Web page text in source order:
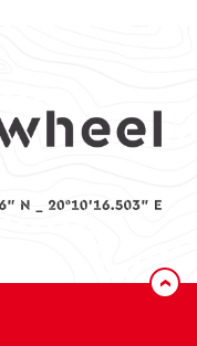
‹